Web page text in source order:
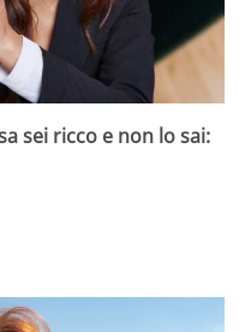
sei ricco e non lo sai: